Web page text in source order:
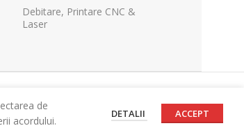
Debitare, Printare CNC &
Laser
de
acordului.
DETALII ACCEPT